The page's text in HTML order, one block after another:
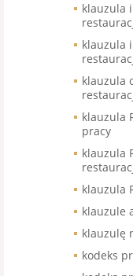
klauzula
klauzula
klauzula
klauzula
pracy
klauzula
klauzula
klauzule
klauzulę
kodeks